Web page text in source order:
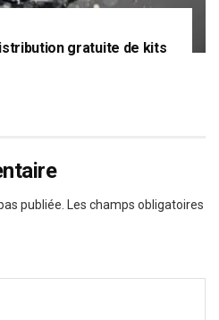
gratuite de kits
publiée. Les champs obligatoires